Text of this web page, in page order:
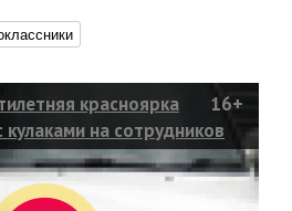
красноярка
кулаками на сотрудников
16+